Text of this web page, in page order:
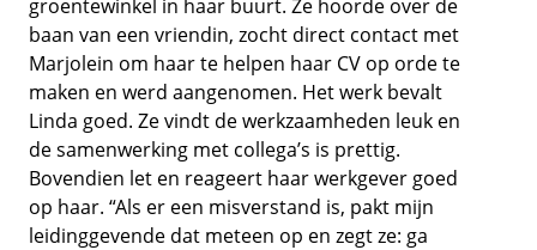
groentewinkel in haar buurt. Ze hoorde over de
baan van een vriendin, zocht direct contact met
Marjolein om haar te helpen haar CV op orde te
maken en werd aangenomen. Het werk bevalt
Linda goed. Ze vindt de werkzaamheden leuk en
de samenwerking met collega’s is prettig.
Bovendien let en reageert haar werkgever goed
op haar. “Als er een misverstand is, pakt mijn
leidinggevende dat meteen op en zegt ze: ga